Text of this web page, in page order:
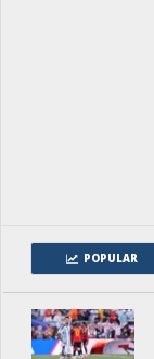
POPULAR